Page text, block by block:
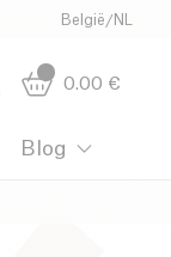
België /NL
0.00 €
Blog